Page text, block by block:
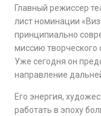
Главный режиссер
лист номинации
принципиально
миссию творческого
Уже сегодня он
направление
Его энергия,
работать в эпоху